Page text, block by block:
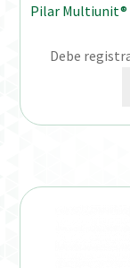
Pilar Multiunit®
Debe